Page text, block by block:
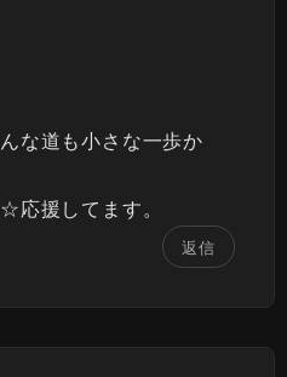
な道も小さな一歩か
応援してます。
返信